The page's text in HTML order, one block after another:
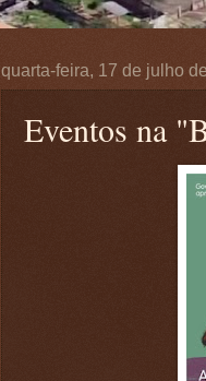
quarta-feira, 17 de julho
Eventos na